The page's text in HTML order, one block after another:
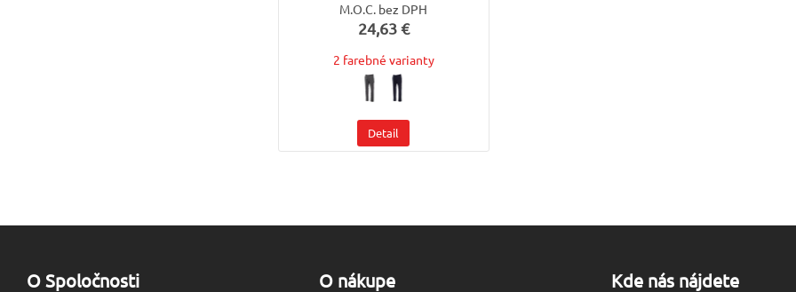
M.O.C. bez DPH
24,63 €
2 farebné varianty
Detail
O Spoločnosti O nákupe Kde nás nájdete